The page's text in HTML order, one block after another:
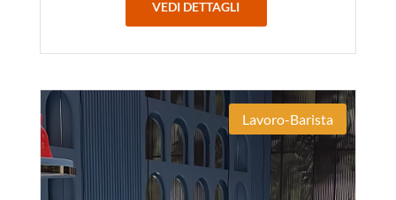
VEDI DETTAGLI
Lavoro-Barista